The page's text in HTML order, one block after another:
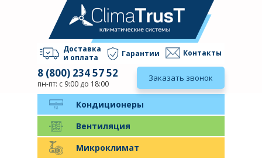
Доставка
и оплата
Гарантии Контакты
8 (800) 234 57 52
пн-пт: с 9:00 до 18:00
Заказать звонок
Кондиционеры
Вентиляция
Микроклимат